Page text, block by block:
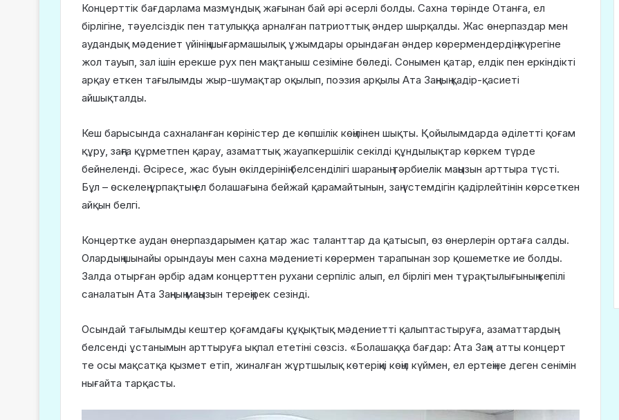
Концерттік бағдарлама мазмұндық жағынан бай әрі әсерлі болды. Сахна төрінде Отанға, ел
бірлігіне, тәуелсіздік пен татулыққа арналған патриоттық әндер шырқалды. Жас өнерпаздар мен
аудандық мәдениет үйінің шығармашылық ұжымдары орындаған әндер көрермендердің жүрегіне
жол тауып, зал ішін ерекше рух пен мақтаныш сезіміне бөледі. Сонымен қатар, елдік пен еркіндікті
арқау еткен тағылымды жыр-шумақтар оқылып, поэзия арқылы Ата Заңның қадір-қасиеті
айшықталды.
Кеш барысында сахналанған көріністер де көпшілік көңілінен шықты. Қойылымдарда әділетті қоғам
құру, заңға құрметпен қарау, азаматтық жауапкершілік секілді құндылықтар көркем түрде
бейнеленді. Әсіресе, жас буын өкілдерінің белсенділігі шараның тәрбиелік маңызын арттыра түсті.
Бұл – өскелең ұрпақтың ел болашағына бейжай қарамайтынын, заң үстемдігін қадірлейтінін көрсеткен
айқын белгі.
Концертке аудан өнерпаздарымен қатар жас таланттар да қатысып, өз өнерлерін ортаға салды.
Олардың шынайы орындауы мен сахна мәдениеті көрермен тарапынан зор қошеметке ие болды.
Залда отырған әрбір адам концерттен рухани серпіліс алып, ел бірлігі мен тұрақтылығының кепілі
саналатын Ата Заңның маңызын тереңірек сезінді.
Осындай тағылымды кештер қоғамдағы құқықтық мәдениетті қалыптастыруға, азаматтардың
белсенді ұстанымын арттыруға ықпал ететіні сөзсіз. «Болашаққа бағдар: Ата Заң» атты концерт
те осы мақсатқа қызмет етіп, жиналған жұртшылық көтеріңкі көңіл күймен, ел ертеңіне деген сенімін
нығайта тарқасты.